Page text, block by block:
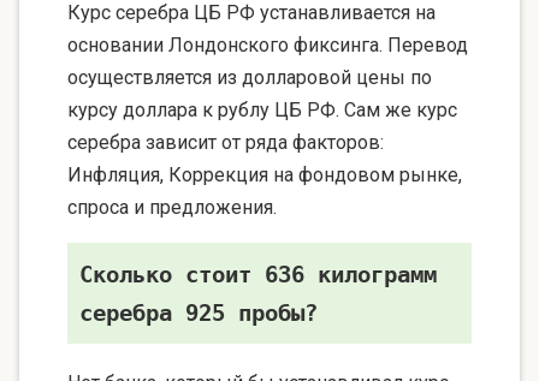
Курс серебра ЦБ РФ устанавливается на
основании Лондонского фиксинга. Перевод
осуществляется из долларовой цены по
курсу доллара к рублу ЦБ РФ. Сам же курс
серебра зависит от ряда факторов:
Инфляция, Коррекция на фондовом рынке,
спроса и предложения.
Сколько стоит 636 килограмм
серебра 925 пробы?